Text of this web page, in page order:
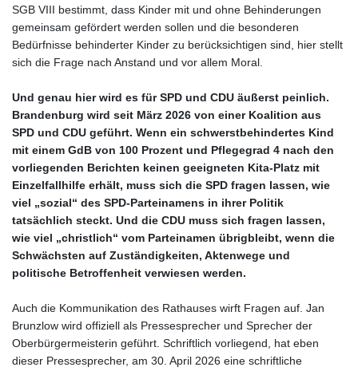
SGB VIII bestimmt, dass Kinder mit und ohne Behinderungen
gemeinsam gefördert werden sollen und die besonderen
Bedürfnisse behinderter Kinder zu berücksichtigen sind, hier stellt
sich die Frage nach Anstand und vor allem Moral.
Und genau hier wird es für SPD und CDU äußerst peinlich.
Brandenburg wird seit März 2026 von einer Koalition aus
SPD und CDU geführt. Wenn ein schwerstbehindertes Kind
mit einem GdB von 100 Prozent und Pflegegrad 4 nach den
vorliegenden Berichten keinen geeigneten Kita-Platz mit
Einzelfallhilfe erhält, muss sich die SPD fragen lassen, wie
viel „sozial“ des SPD-Parteinamens in ihrer Politik
tatsächlich steckt. Und die CDU muss sich fragen lassen,
wie viel „christlich“ vom Parteinamen übrigbleibt, wenn die
Schwächsten auf Zuständigkeiten, Aktenwege und
politische Betroffenheit verwiesen werden.
Auch die Kommunikation des Rathauses wirft Fragen auf. Jan
Brunzlow wird offiziell als Pressesprecher und Sprecher der
Oberbürgermeisterin geführt. Schriftlich vorliegend, hat eben
dieser Pressesprecher, am 30. April 2026 eine schriftliche